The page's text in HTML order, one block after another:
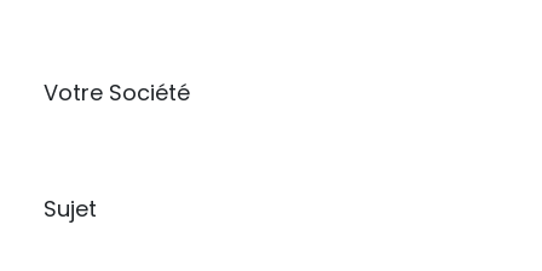
Votre Société
Sujet